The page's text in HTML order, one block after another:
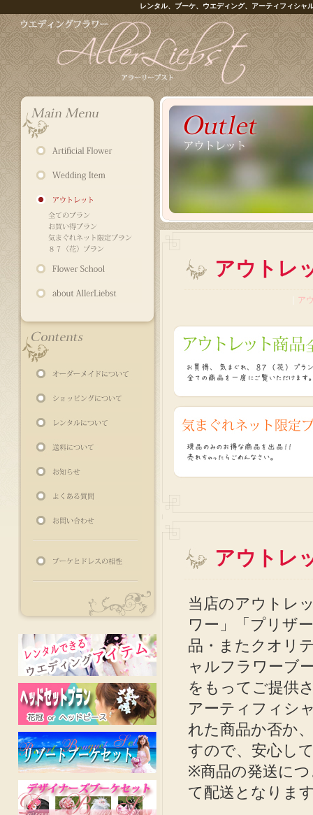
レンタル、ブーケ、ウエディング、アーティフィシャ
アウトレ
ア
アウトレ
当店のアウトレ
ワー」「プリザ
品・またクオリ
ャルフラワーブ
をもってご提供
アーティフィシ
れた商品か否か
すので、安心し
※商品の発送に
て配送となりま